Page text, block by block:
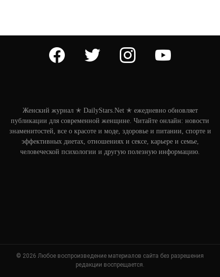
facebook twitter instagram youtube
Женский журнал ✭ DailyStars.Net ✭ ежедневно обновляет
публикации для современной женщине. Читайте онлайн: новости
знаменитостей, все о красоте и моде, здоровье и питании, спорте и
эффективных диетах, отношениях и сексе, карьере и семье,
человеческой психологии и другую полезную информацию.
© 2026 Любое воспроизведение материалов сайта без разрешения
редакции воспрещается.